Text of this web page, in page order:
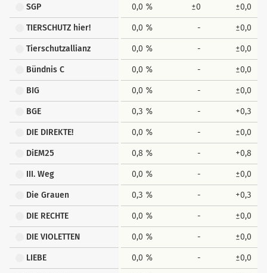
SGP 0,0 % ±0 ±0,0
TIERSCHUTZ hier! 0,0 % - ±0,0
Tierschutzallianz 0,0 % - ±0,0
Bündnis C 0,0 % - ±0,0
BIG 0,0 % - ±0,0
BGE 0,3 % - +0,3
DIE DIREKTE! 0,0 % - ±0,0
DiEM25 0,8 % - +0,8
III. Weg 0,0 % - ±0,0
Die Grauen 0,3 % - +0,3
DIE RECHTE 0,0 % - ±0,0
DIE VIOLETTEN 0,0 % - ±0,0
LIEBE 0,0 % - ±0,0